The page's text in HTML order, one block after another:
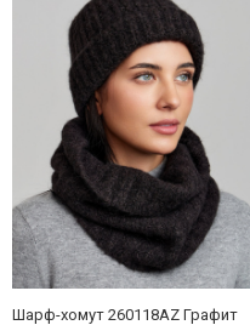
Шарф-хомут 260118AZ Графит